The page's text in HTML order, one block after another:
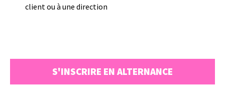
client ou à une direction
S'INSCRIRE EN ALTERNANCE